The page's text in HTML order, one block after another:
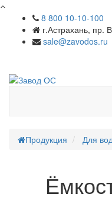
8 800 10-10-100
г.Астрахань, пр.
sale@zavodos.ru
Продукция Для